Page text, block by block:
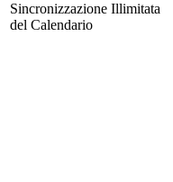
Sincronizzazione Illimitata
del Calendario